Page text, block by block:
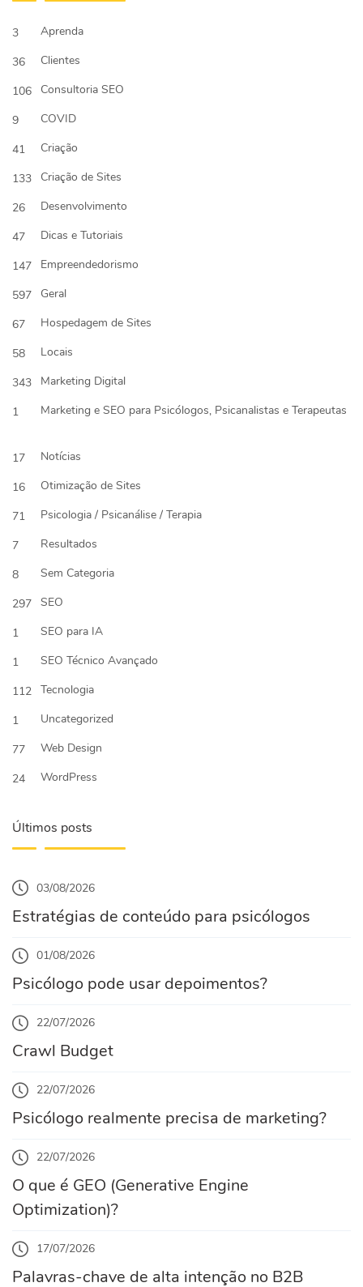
3
Aprenda
36
Clientes
106
Consultoria SEO
9
COVID
41
Criação
133
Criação de Sites
26
Desenvolvimento
47
Dicas e Tutoriais
147
Empreendedorismo
597
Geral
67
Hospedagem de Sites
58
Locais
343
Marketing Digital
1
Marketing e SEO para Psicólogos, Psicanalistas e Terapeutas
17
Notícias
16
Otimização de Sites
71
Psicologia / Psicanálise / Terapia
7
Resultados
8
Sem Categoria
297 SEO
1
SEO para IA
1
SEO Técnico Avançado
112 Tecnologia
1
Uncategorized
77
Web Design
24
WordPress
Últimos posts
03/08/2026
Estratégias de conteúdo para psicólogos
01/08/2026
Psicólogo pode usar depoimentos?
22/07/2026
Crawl Budget
22/07/2026
Psicólogo realmente precisa de marketing?
22/07/2026
O que é GEO (Generative Engine
Optimization)?
17/07/2026
Palavras-chave de alta intenção no B2B